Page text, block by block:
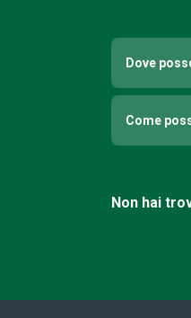
Dove
Come
Non hai